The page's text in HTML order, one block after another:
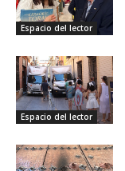
Espacio del lector
Espacio del lector